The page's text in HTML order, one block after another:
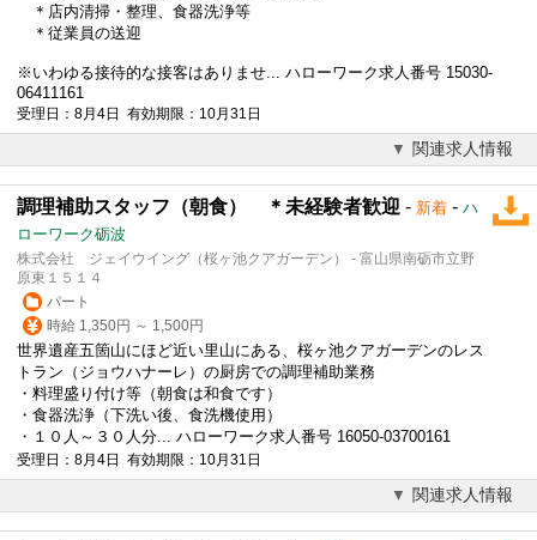
＊店内清掃・整理、食器洗浄等
＊従業員の送迎
※いわゆる接待的な接客はありませ... ハローワーク求人番号 15030-
06411161
受理日：8月4日 有効期限：10月31日
関連求人情報
調理補助スタッフ（朝食） ＊未経験者歓迎 - 新着 - ハ
ローワーク砺波
株式会社 ジェイウイング（桜ヶ池クアガーデン） - 富山県南砺市立野
原東１５１４
パート
時給 1,350円 ～ 1,500円
世界遺産五箇山にほど近い里山にある、桜ヶ池クアガーデンのレス
トラン（ジョウハナーレ）の厨房での調理補助業務
・料理盛り付け等（朝食は和食です）
・食器洗浄（下洗い後、食洗機使用）
・１０人～３０人分... ハローワーク求人番号 16050-03700161
受理日：8月4日 有効期限：10月31日
関連求人情報